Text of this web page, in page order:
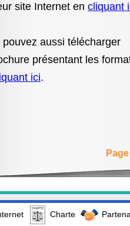
site Internet en cliquant
pouvez aussi télécharger
présentant les
ici.
Charte